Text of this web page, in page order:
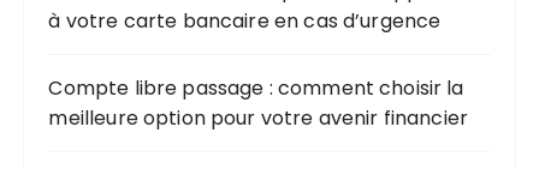
r
à votre carte bancaire en cas d’urgence
Compte libre passage : comment choisir la
meilleure option pour votre avenir financier